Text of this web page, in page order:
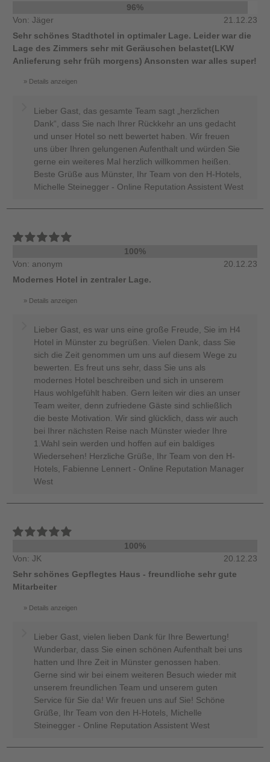
96%
Von: Jäger
21.12.23
Sehr schönes Stadthotel in optimaler Lage. Leider war die
Lage des Zimmers sehr mit Geräuschen belastet(LKW
Anlieferung sehr früh morgens) Ansonsten war alles super!
Details anzeigen
Lieber Gast, das gesamte Team sagt „herzlichen
Dank“, dass Sie nach Ihrer Rückkehr an uns gedacht
und unser Hotel so nett bewertet haben. Wir freuen
uns über Ihren gelungenen Aufenthalt und würden Sie
gerne ein weiteres Mal herzlich willkommen heißen.
Beste Grüße aus Münster, Ihr Team von den H-Hotels,
Michelle Steinegger - Online Reputation Assistent West
100%
Von: anonym
20.12.23
Modernes Hotel in zentraler Lage.
Details anzeigen
Lieber Gast, es war uns eine große Freude, Sie im H4
Hotel in Münster zu begrüßen. Vielen Dank, dass Sie
sich die Zeit genommen um uns auf diesem Wege zu
bewerten. Es freut uns sehr, dass Sie uns als
modernes Hotel beschreiben und sich in unserem
Haus wohlgefühlt haben. Gern leiten wir dies an unser
Team weiter, denn zufriedene Gäste sind schließlich
die beste Motivation. Wir sind glücklich, dass wir auch
bei Ihrer nächsten Reise nach Münster wieder Ihre
1.Wahl sein werden und hoffen auf ein baldiges
Wiedersehen! Herzliche Grüße, Ihr Team von den H-
Hotels, Fabienne Lennert - Online Reputation Manager
West
100%
Von: JK
20.12.23
Sehr schönes Gepflegtes Haus - freundliche sehr gute
Mitarbeiter
Details anzeigen
Lieber Gast, vielen lieben Dank für Ihre Bewertung!
Wunderbar, dass Sie einen schönen Aufenthalt bei uns
hatten und Ihre Zeit in Münster genossen haben.
Gerne sind wir bei einem weiteren Besuch wieder mit
unserem freundlichen Team und unserem guten
Service für Sie da! Wir freuen uns auf Sie! Schöne
Grüße, Ihr Team von den H-Hotels, Michelle
Steinegger - Online Reputation Assistent West